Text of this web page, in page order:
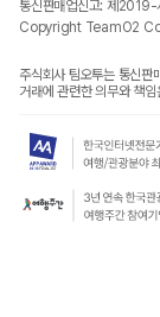
통신판매업신고: 제
Copyright TeamO2
주식회사 팀오투는 통신판
거래에 관련한 의무와 책